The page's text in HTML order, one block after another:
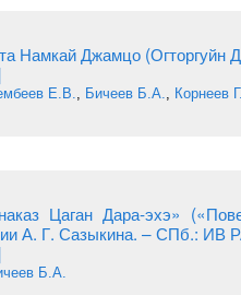
Намкай Джамцо (Огторгуйн
Е.В. Бичеев Б.А. Корнеев
Цаган Дара-эхэ»
А. Г. Сазыкина. – СПб.: ИВ
Б.А.